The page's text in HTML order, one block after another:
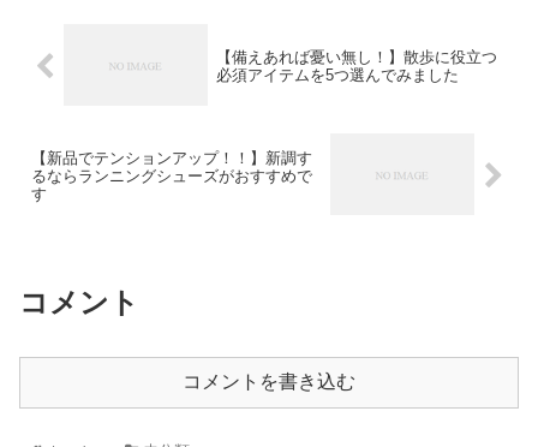
【備えあれば憂い無し！】散歩に役立つ
必須アイテムを5つ選んでみました
【新品でテンションアップ！！】新調す
るならランニングシューズがおすすめで
す
コメント
コメントを書き込む